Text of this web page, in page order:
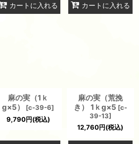
カートに入れる カートに入れる
麻の実（1ｋ
g×5）
[c-39-6]
9,790円(税込)
麻の実（荒挽
き） 1ｋg×5 [c-
39-13]
12,760円(税込)